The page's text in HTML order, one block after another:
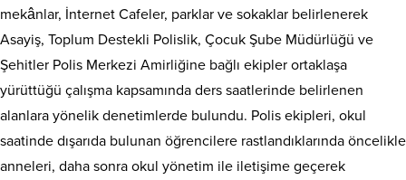
mekânlar, İnternet Cafeler, parklar ve sokaklar belirlenerek
Asayiş, Toplum Destekli Polislik, Çocuk Şube Müdürlüğü ve
Şehitler Polis Merkezi Amirliğine bağlı ekipler ortaklaşa
yürüttüğü çalışma kapsamında ders saatlerinde belirlenen
alanlara yönelik denetimlerde bulundu. Polis ekipleri, okul
saatinde dışarıda bulunan öğrencilere rastlandıklarında öncelikle
anneleri, daha sonra okul yönetim ile iletişime geçerek